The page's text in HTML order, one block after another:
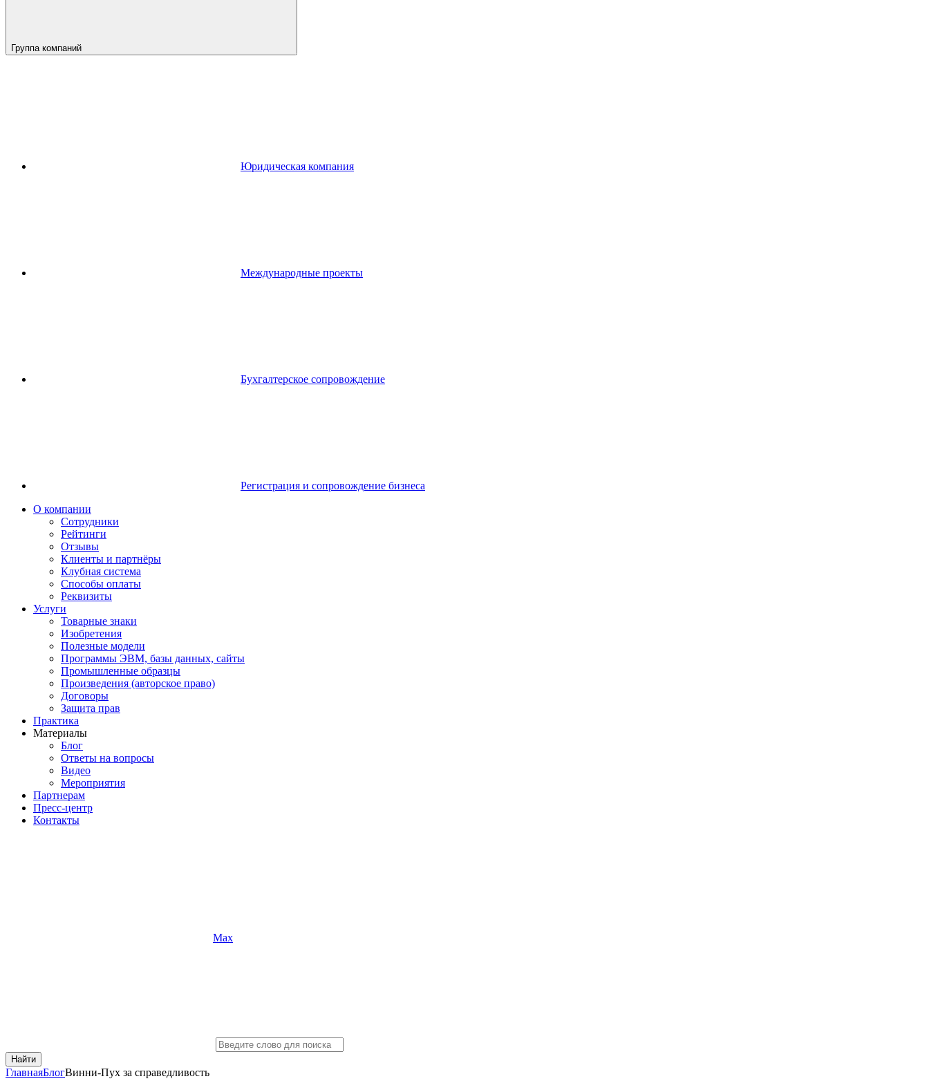
Группа компаний
Юридическая компания
Международные проекты
Бухгалтерское сопровождение
Регистрация и сопровождение бизнеса
О компании
Сотрудники
Рейтинги
Отзывы
Клиенты и партнёры
Клубная система
Способы оплаты
Реквизиты
Услуги
Товарные знаки
Изобретения
Полезные модели
Программы ЭВМ, базы данных, сайты
Промышленные образцы
Произведения (авторское право)
Договоры
Защита прав
Практика
Материалы
Блог
Ответы на вопросы
Видео
Мероприятия
Партнерам
Пресс-центр
Контакты
Max
Найти
ГлавнаяБлогВинни-Пух за справедливость